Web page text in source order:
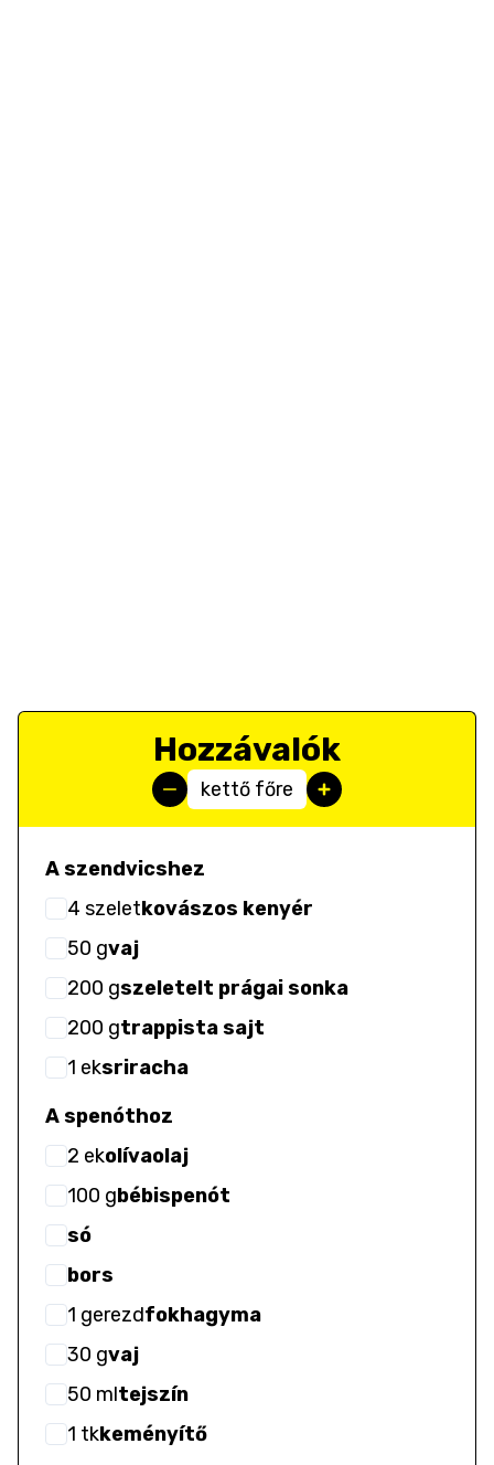
Hozzávalók
kettő főre
A szendvicshez
4 szeletkovászos kenyér
50 gvaj
200 gszeletelt prágai sonka
200 gtrappista sajt
1 eksriracha
A spenóthoz
2 ekolívaolaj
100 gbébispenót
só
bors
1 gerezdfokhagyma
30 gvaj
50 mltejszín
1 tkkeményítő